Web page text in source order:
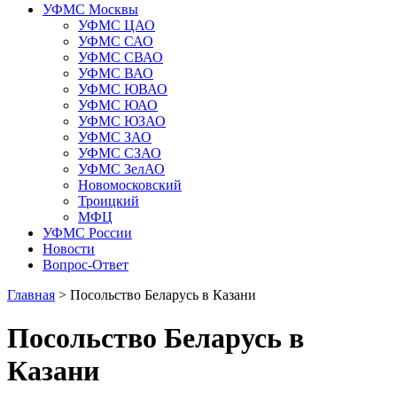
УФМС Москвы
УФМС ЦАО
УФМС САО
УФМС СВАО
УФМС ВАО
УФМС ЮВАО
УФМС ЮАО
УФМС ЮЗАО
УФМС ЗАО
УФМС СЗАО
УФМС ЗелАО
Новомосковский
Троицкий
МФЦ
УФМС России
Новости
Вопрос-Ответ
Главная > Посольство Беларусь в Казани
Посольство Беларусь в
Казани